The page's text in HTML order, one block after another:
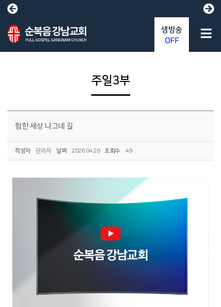
주일3부
험한 세상 나그네 길
작성자 관리자 날짜 2026.04.26 조회수 49
생방송
OFF